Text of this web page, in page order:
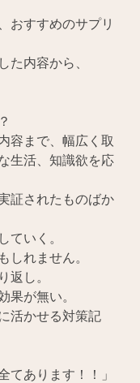
おすすめのサプリ
た内容から、
容まで、幅広く取
生活、知識欲を応
証されたものばか
ていく。
しれません。
返し。
果が無い。
活かせる対策記
てあります！！」